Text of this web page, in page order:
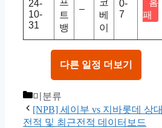
24-
10-
31
프
트
뱅
–
코
베
이
0-
7
홈
패
다른 일정 더보기
Categories
미분류
[NPB] 세이부 vs 지바롯데 상대
전적 및 최근전적 데이터보드